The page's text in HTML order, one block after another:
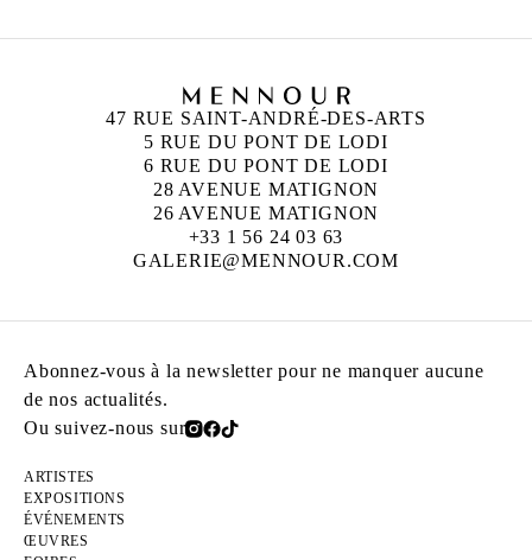
47 RUE SAINT-ANDRÉ-DES-ARTS
5 RUE DU PONT DE LODI
6 RUE DU PONT DE LODI
28 AVENUE MATIGNON
26 AVENUE MATIGNON
+33 1 56 24 03 63
GALERIE@MENNOUR.COM
Abonnez-vous à la newsletter pour ne manquer aucune
de nos actualités.
Ou suivez-nous sur
ARTISTES
EXPOSITIONS
ÉVÉNEMENTS
ŒUVRES